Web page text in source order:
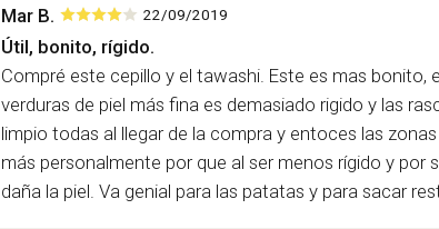
Mar B. 22/09/2019
Útil, bonito, rígido.
Compré este cepillo y el tawashi. Este es mas
verduras de piel más fina es demasiado rigido y las
limpio todas al llegar de la compra y entoces las
más personalmente por que al ser menos rígido y
daña la piel. Va genial para las patatas y para sacar